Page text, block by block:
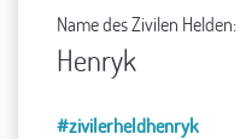
Name des Zivilen Helden:
Henryk
#zivilerheldhenryk